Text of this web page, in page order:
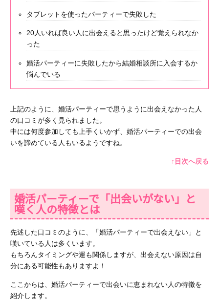
タブレットを使ったパーティーで失敗した
20人いれば良い人に出会えると思ったけど覚えられなか
った
婚活パーティーに失敗したから結婚相談所に入会するか
悩んでいる
上記のように、婚活パーティーで思うように出会えなかった人
の口コミが多く見られました。
中には何度参加しても上手くいかず、婚活パーティーでの出会
いを諦めている人もいるようですね。
↑目次へ戻る
婚活パーティーで「出会いがない」と
嘆く人の特徴とは
先述した口コミのように、「婚活パーティーで出会えない」と
嘆いている人は多くいます。
もちろんタイミングや運も関係しますが、出会えない原因は自
分にある可能性もありますよ！
ここからは、婚活パーティーで出会いに恵まれない人の特徴を
紹介します。